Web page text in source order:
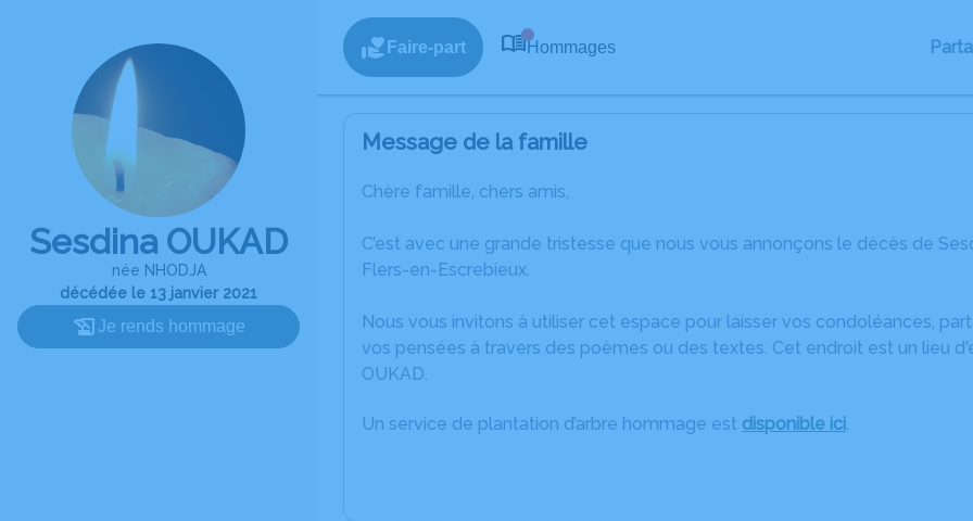
Sesdina OUKAD
née NHODJA
décédée le 13 janvier 2021
Je rends hommage
Faire-part Hommages
Message de la famille
Chère famille, chers amis,
C’est avec une grande tristesse que nous vous annonçons le décès de
Flers-en-Escrebieux.
Nous vous invitons à utiliser cet espace pour laisser vos condoléances,
vos pensées à travers des poèmes ou des textes. Cet endroit est un lieu
OUKAD.
Un service de plantation d’arbre hommage est disponible ici.